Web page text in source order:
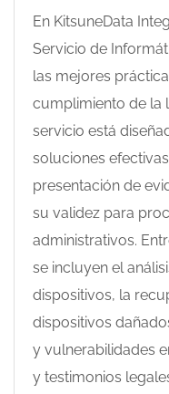
En KitsuneData
Servicio de
las mejores
cumplimiento de la
servicio está
soluciones
presentación de
su validez para
administrativos.
se incluyen el
dispositivos, la
dispositivos
y vulnerabilidades
y testimonios